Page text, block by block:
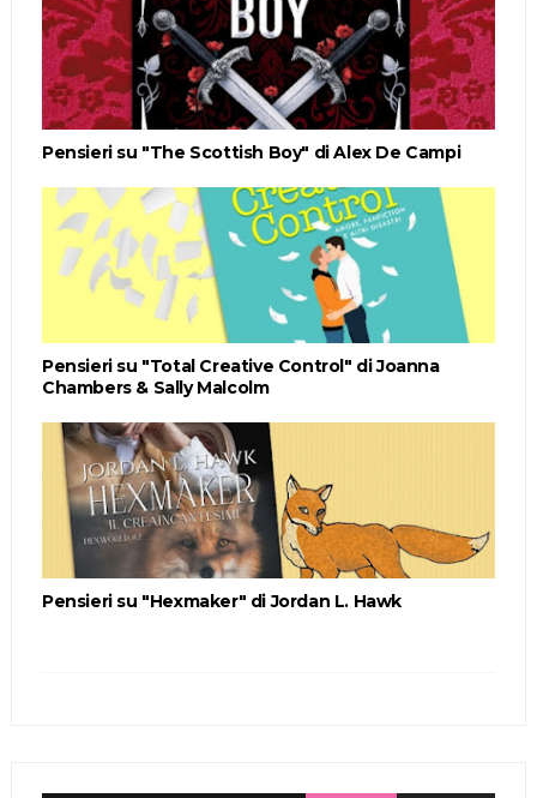
Pensieri su "The Scottish Boy" di Alex De Campi
Pensieri su "Total Creative Control" di Joanna
Chambers & Sally Malcolm
Pensieri su "Hexmaker" di Jordan L. Hawk